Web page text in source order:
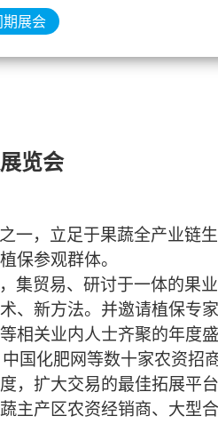
期展会
览会
一，立足于果蔬全产业链
保参观群体。
集贸易、研讨于一体的果
、新方法。并邀请植保专
相关业内人士齐聚的年度盛
国化肥网等数十家农资招
，扩大交易的最佳拓展平
主产区农资经销商、大型